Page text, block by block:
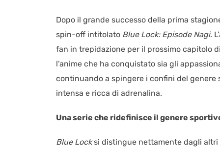
Dopo il grande successo della prima
spin-off intitolato Blue Lock: Episode Nagi.
fan in trepidazione per il prossimo capitolo
l’anime che ha conquistato sia gli
continuando a spingere i confini del genere
intensa e ricca di adrenalina.
Una serie che ridefinisce il genere
Blue Locksi distingue nettamente dagli altri